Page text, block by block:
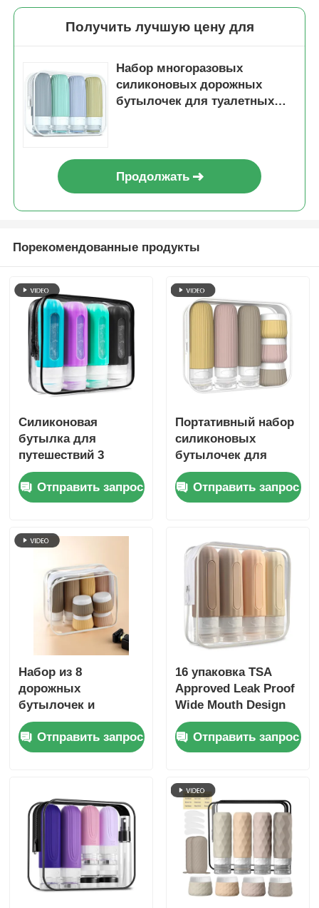
Получить лучшую цену для
Набор многоразовых
силиконовых дорожных
бутылочек для туалетных
Продолжать
Порекомендованные продукты
Силиконовая
бутылка для
путешествий 3
унции/90 мл с
прозрачным окном
Отправить запрос
Портативный набор
силиконовых
бутылочек для
туалетных
принадлежностей,
одобренный TSA,
Отправить запрос
Набор из 8
дорожных
бутылочек и
контейнеров,
герметичные, 90 мл
силиконовая
баночки
Отправить запрос
16 упаковка TSA
Approved Leak Proof
Wide Mouth Design
Силиконовая
бутылка для
путешествий с
контейнерами для
туалетных
принадлежностей
Отправить запрос